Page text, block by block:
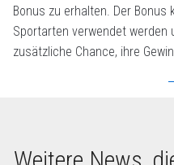
Bonus zu erhalten. Der
Sportarten verwendet werden
zusätzliche Chance, ihre